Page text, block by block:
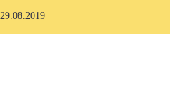
29.08.2019